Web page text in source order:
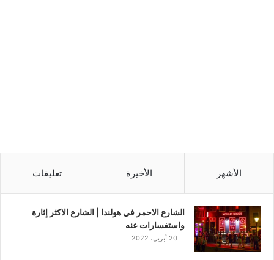
الأشهر الأخيرة تعليقات
الشارع الاحمر في هولندا | الشارع الاكثر إثارة
واستفسارات عنه
20 أبريل، 2022